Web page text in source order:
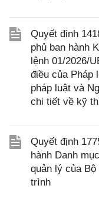
Quyết định
phủ ban hành
lệnh 01/2026/
điều của Pháp
pháp luật và
chi tiết về kỹ
Quyết định
hành Danh
quản lý của
trình